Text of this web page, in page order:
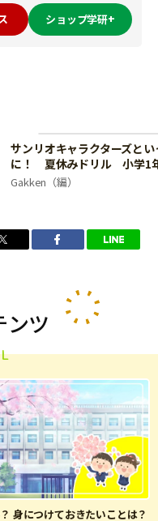
ショップ学研+
サンリオキャラクターズと
に！ 夏休みドリル 小学1
Gakken（編）
ンツ
L
身につけておきたいことは？